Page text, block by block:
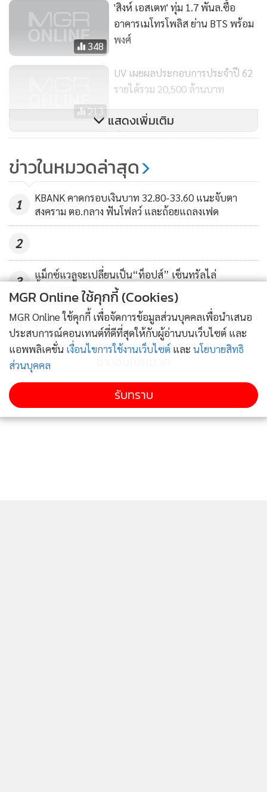
348
'สิงห์ เอสเตท' ทุ่ม 1.7 พันล.ซื้อ
อาคารเมโทรโพลิส ย่าน BTS พร้อม
พงศ์
213
UV เผยผลประกอบการประจำปี 62
รายได้รวม 20,500 ล้านบาท
1,894
น้ำมันลงแรง $1.5 กังวลอุปทานล้น
แสดงเพิ่มเติม
ข่าวในหมวดล่าสุด
1
KBANK คาดกรอบเงินบาท 32.80-33.60 แนะจับตา
สงคราม ตอ.กลาง ฟันโฟลว์ และถ้อยแถลงเฟด
2
3
แม็กซ์แวลูจะเปลี่ยนเป็น“ท็อปส์” เซ็นทรัลไล่
4
"เอกนิติ" ชี้ ศก.ไทย โตต่ำมานาน ต้องเร่งวางรากฐาน โดย
ใช้การลงทุนเป็นหัวใจขับเคลื่อน
MGR Online ใช้คุกกี้ (Cookies)
MGR Online ใช้คุกกี้ เพื่อจัดการข้อมูลส่วนบุคคลเพื่อนำเสนอ
ประสบการณ์คอนเทนต์ที่ดีที่สุดให้กับผู้อ่านบนเว็บไซต์ และ
แอพพลิเคชั่น เงื่อนไขการใช้งานเว็บไซต์ และ นโยบายสิทธิ
ส่วนบุคคล
รับทราบ